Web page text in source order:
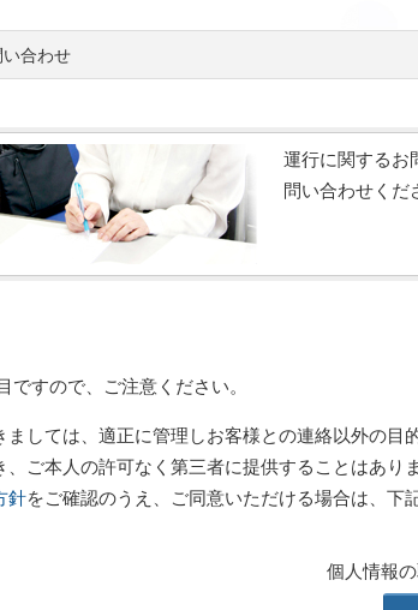
が検索できます。
い合わせ
運行に関するお
問い合わせくだ
ですので、ご注意ください。
ましては、適正に管理しお客様との連絡以外の
、ご本人の許可なく第三者に提供することはありま
針をご確認のうえ、ご同意いただける場合は、下
個人情報